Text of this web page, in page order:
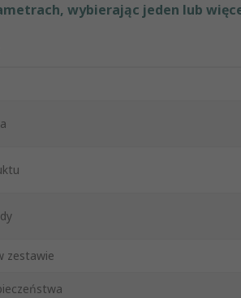
wybierając jeden lub
zestawie